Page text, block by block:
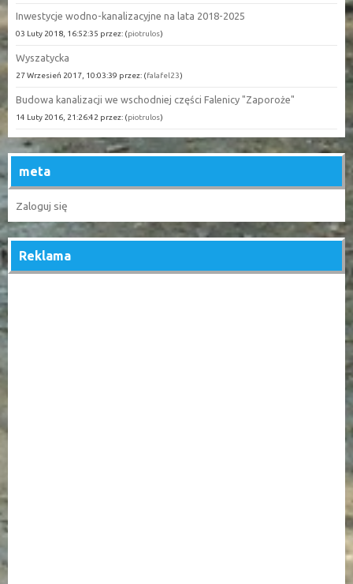
Inwestycje wodno-kanalizacyjne na lata 2018-2025
03 Luty 2018, 16:52:35 przez: (piotrulos)
Wyszatycka
27 Wrzesień 2017, 10:03:39 przez: (falafel23)
Budowa kanalizacji we wschodniej części Falenicy "Zaporoże"
14 Luty 2016, 21:26:42 przez: (piotrulos)
meta
Zaloguj się
Reklama